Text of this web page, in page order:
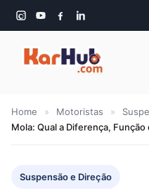
Pular
para
conteúdo
Home » Motoristas »
Mola: Qual a Diferença,
Suspensão e Direção